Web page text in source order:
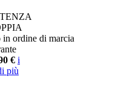
in ordine di marcia
€ i
più